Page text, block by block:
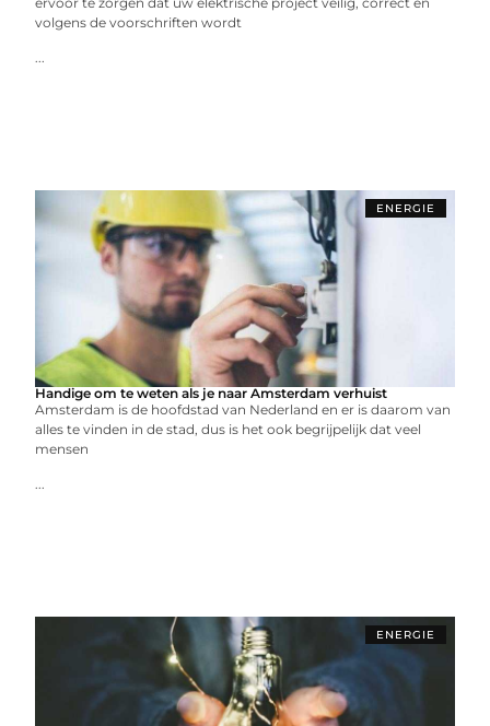
volgens de voorschriften wordt
...
ENERGIE
Handige om te weten als je naar Amsterdam verhuist
Amsterdam is de hoofdstad van Nederland en er is daarom van
alles te vinden in de stad, dus is het ook begrijpelijk dat veel
mensen
...
ENERGIE